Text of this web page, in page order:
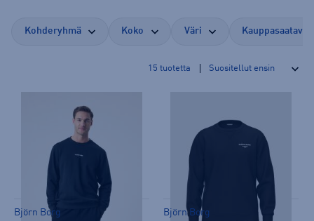
Kohderyhmä Koko Väri
15 tuotetta
Björn Borg
Björn Borg